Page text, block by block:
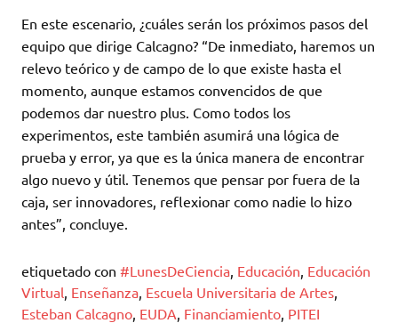
En este escenario, ¿cuáles serán los próximos pasos del
equipo que dirige Calcagno? “De inmediato, haremos un
relevo teórico y de campo de lo que existe hasta el
momento, aunque estamos convencidos de que
podemos dar nuestro plus. Como todos los
experimentos, este también asumirá una lógica de
prueba y error, ya que es la única manera de encontrar
algo nuevo y útil. Tenemos que pensar por fuera de la
caja, ser innovadores, reflexionar como nadie lo hizo
antes”, concluye.
etiquetado con #LunesDeCiencia Educación Educación
Virtual Enseñanza Escuela Universitaria de Artes
Esteban Calcagno EUDA Financiamiento PITEI